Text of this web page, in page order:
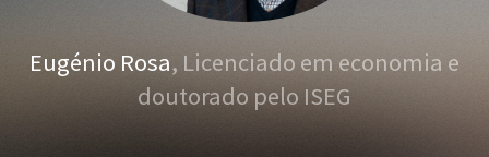
Eugénio Rosa, Licenciado em economia e
doutorado pelo ISEG